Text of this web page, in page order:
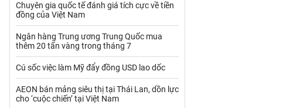
Sữa
Than Thức ăn chăn nuôi
Thủy hải sản khác Tôm
Vàng
Chuyên gia quốc tế đánh giá tích cực về tiền
đồng của Việt Nam
Ngân hàng Trung ương Trung Quốc mua
thêm 20 tấn vàng trong tháng 7
Cú sốc việc làm Mỹ đẩy đồng USD lao dốc
AEON bán mảng siêu thị tại Thái Lan, dồn lực
cho ‘cuộc chiến’ tại Việt Nam